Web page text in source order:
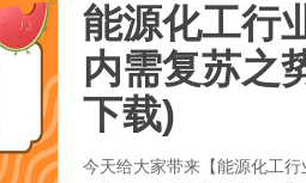
能源化工行
内需复苏之
下载)
今天给大家带来【能源化工